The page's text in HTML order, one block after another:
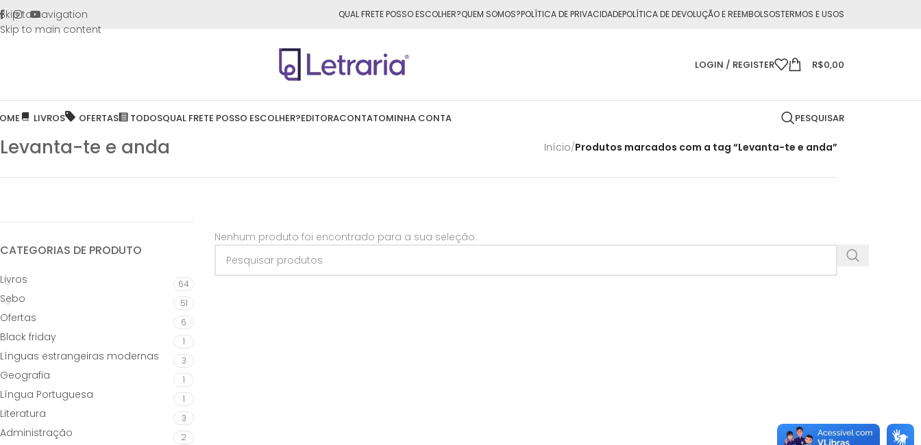
Skip to navigation
Skip to main content
para todo o Brasil nas compras acima de R$50,00
QUAL FRETE POSSO ESCOLHER?QUEM SOMOS?POLÍTICA DE PRIVACIDADEPOLÍTICA DE DEVOLUÇÃO E REEMBOLSOSTERMOS E USOS
LOGIN / REGISTER R$0,00
LIVROS OFERTAS TODOSQUAL FRETE POSSO ESCOLHER?EDITORACONTATOMINHA CONTA PESQUISAR
Levanta-te e anda Início/Produtos marcados com a tag “Levanta-te e anda”
CATEGORIAS DE PRODUTO
Livros 64
Sebo 51
Ofertas 6
Black friday 1
Línguas estrangeiras modernas 3
Geografia 1
Língua Portuguesa 1
Literatura 3
Administração 2
Nenhum produto foi encontrado para a sua seleção.